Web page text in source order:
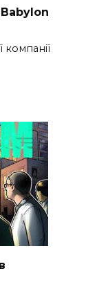
компанії